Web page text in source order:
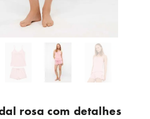
rosa com detalhes